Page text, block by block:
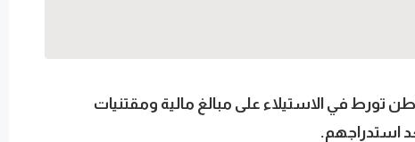
في الاستيلاء على مبالغ مالية ومقتنيات
استدراجهم.